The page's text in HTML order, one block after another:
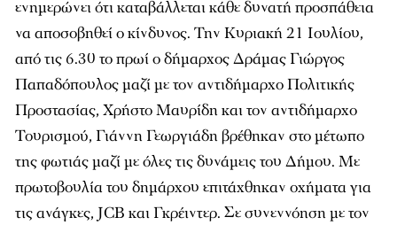
ενημερώνει ότι καταβάλλεται κάθε δυνατή προσπάθεια
να αποσοβηθεί ο κίνδυνος. Την Κυριακή 21 Ιουλίου,
από τις 6.30 το πρωί ο δήμαρχος Δράμας Γιώργος
Παπαδόπουλος μαζί με τον αντιδήμαρχο Πολιτικής
Προστασίας, Χρήστο Μαυρίδη και τον αντιδήμαρχο
Τουρισμού, Γιάννη Γεωργιάδη βρέθηκαν στο μέτωπο
της φωτιάς μαζί με όλες τις δυνάμεις του Δήμου. Με
πρωτοβουλία του δημάρχου επιτάχθηκαν οχήματα για
τις ανάγκες, JCB και Γκρέιντερ. Σε συνεννόηση με τον